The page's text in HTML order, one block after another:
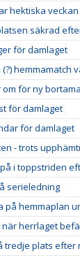
hektiska
säkrad
för damlaget
hemmamatch
för ny
för damlaget
för damlaget
- trots
i toppstriden
serieledning
på hemmaplan
herrlaget
tredje plats efter